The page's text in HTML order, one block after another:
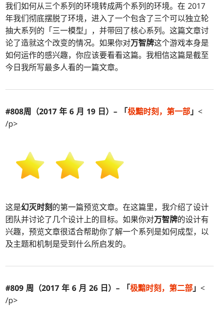
我们如何从三个系列的环境转成两个系列的环境。在 2017
年我们彻底摆脱了环境，进入了一个包含了三个可以独立轮
抽大系列的「三一模型」，并带回了核心系列。这篇文章讨
论了造就这个改变的情况。如果你对万智牌这个游戏本身是
如何运作的感兴趣，你应该要看看这篇。我相信这篇是截至
今日我所写最多人看的一篇文章。
#808周（2017 年 6 月 19 日）– 「极黯时刻 ，第一部」<
/p>
这是幻灭时刻的第一篇预览文章。在这篇里，我介绍了设计
团队并讨论了几个设计上的目标。如果你对万智牌的设计有
兴趣，预览文章很适合帮助你了解一个系列是如何成型，以
及主题和机制是受到什么所启发的。
#809 周（2017 年 6 月 26 日）– 「极黯时刻 ，第二部」<
/p>